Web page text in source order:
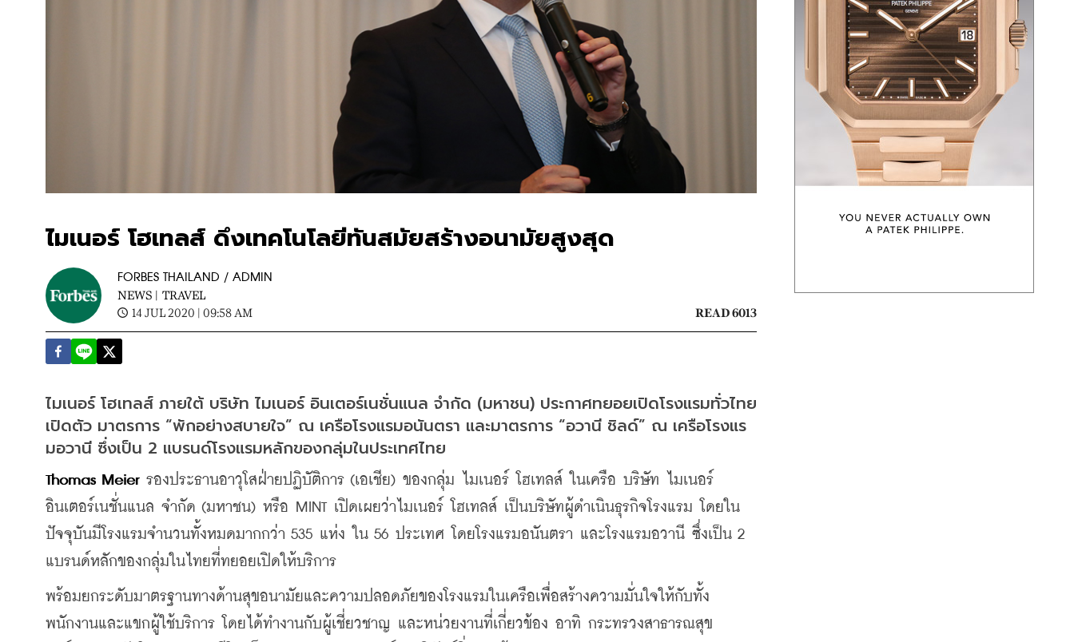
ไมเนอร์ โฮเทลส์ ดึงเทคโนโลยีทันสมัยสร้างอนามัยสูงสุด
FORBES THAILAND / ADMIN
NEWS | TRAVEL
14 JUL 2020 | 09:58 AM
READ 6013
ไมเนอร์ โฮเทลส์ ภายใต้ บริษัท ไมเนอร์ อินเตอร์เนชั่นแนล จำกัด (มหาชน) ประกาศทยอยเปิดโรงแรมทั่วไทย
เปิดตัว มาตรการ “พักอย่างสบายใจ” ณ เครือโรงแรมอนันตรา และมาตรการ “อวานี ชิลด์” ณ เครือโรงแร
มอวานี ซึ่งเป็น 2 แบรนด์โรงแรมหลักของกลุ่มในประเทศไทย
Thomas Meier รองประธานอาวุโสฝ่ายปฏิบัติการ (เอเชีย) ของกลุ่ม ไมเนอร์ โฮเทลส์ ในเครือ บริษัท ไมเนอร์
อินเตอร์เนชั่นแนล จำกัด (มหาชน) หรือ MINT เปิดเผยว่าไมเนอร์ โฮเทลส์ เป็นบริษัทผู้ดำเนินธุรกิจโรงแรม โดยใน
ปัจจุบันมีโรงแรมจำนวนทั้งหมดมากกว่า 535 แห่ง ใน 56 ประเทศ โดยโรงแรมอนันตรา และโรงแรมอวานี ซึ่งเป็น 2
แบรนด์หลักของกลุ่มในไทยที่ทยอยเปิดให้บริการ
พร้อมยกระดับมาตรฐานทางด้านสุขอนามัยและความปลอดภัยของโรงแรมในเครือเพื่อสร้างความมั่นใจให้กับทั้ง
พนักงานและแขกผู้ใช้บริการ โดยได้ทำงานกับผู้เชี่ยวชาญ และหน่วยงานที่เกี่ยวข้อง อาทิ กระทรวงสาธารณสุข